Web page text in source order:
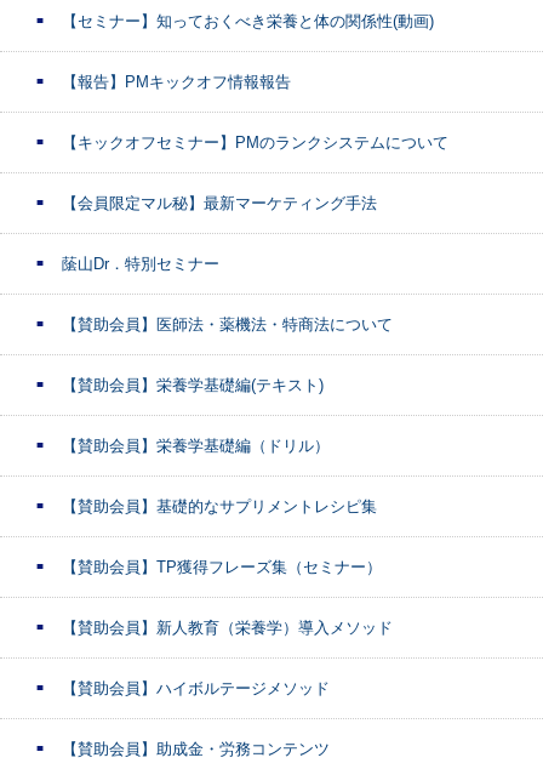
【セミナー】知っておくべき栄養と体の関係性(動画)
【報告】PMキックオフ情報報告
【キックオフセミナー】PMのランクシステムについて
【会員限定マル秘】最新マーケティング手法
䕃山Dr．特別セミナー
【賛助会員】医師法・薬機法・特商法について
【賛助会員】栄養学基礎編(テキスト)
【賛助会員】栄養学基礎編（ドリル）
【賛助会員】基礎的なサプリメントレシピ集
【賛助会員】TP獲得フレーズ集（セミナー）
【賛助会員】新人教育（栄養学）導入メソッド
【賛助会員】ハイボルテージメソッド
【賛助会員】助成金・労務コンテンツ